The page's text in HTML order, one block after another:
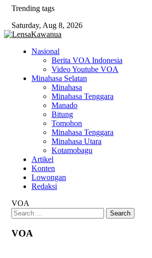
Skip
content
Trending tags
Saturday, Aug 8, 2026
Nasional
Berita VOA Indonesia
Video Youtube VOA
Minahasa Selatan
Minahasa
Minahasa Tenggara
Manado
Bitung
Tomohon
Minahasa Tenggara
Minahasa Utara
Kotamobagu
Artikel
Konten
Lowongan
Redaksi
VOA
Search
for:
VOA